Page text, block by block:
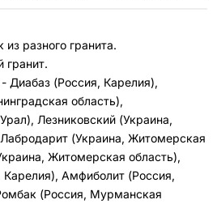
разного гранита.
гранит.
Диабаз (Россия, Карелия),
область),
Лезниковский (Украина,
(Украина, Житомерская
Житомерская область),
Амфиболит (Россия,
(Россия, Мурманская